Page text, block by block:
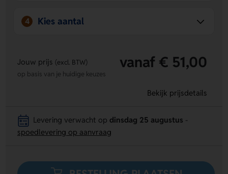
4 Kies aantal
Jouw prijs (excl. BTW) vanaf € 51,00
op basis van je huidige keuzes
Bekijk prijsdetails
Levering verwacht op dinsdag 25 augustus
spoedlevering op aanvraag